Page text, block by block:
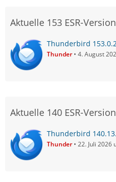
Aktuelle 153 ESR-Version
Thunderbird
Thunder 4. August
Aktuelle 140 ESR-Version
Thunderbird
Thunder 22. Juli 2026